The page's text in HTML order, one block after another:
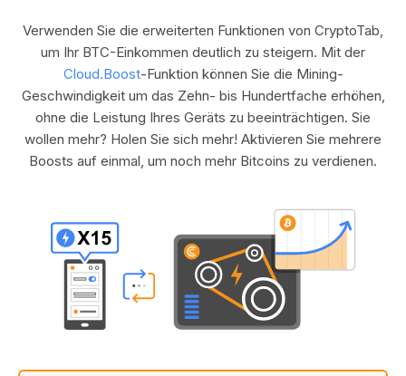
Verwenden Sie die erweiterten Funktionen von CryptoTab,
um Ihr BTC-Einkommen deutlich zu steigern. Mit der
Cloud.Boost-Funktion können Sie die Mining-
Geschwindigkeit um das Zehn- bis Hundertfache erhöhen,
ohne die Leistung Ihres Geräts zu beeinträchtigen. Sie
wollen mehr? Holen Sie sich mehr! Aktivieren Sie mehrere
Boosts auf einmal, um noch mehr Bitcoins zu verdienen.